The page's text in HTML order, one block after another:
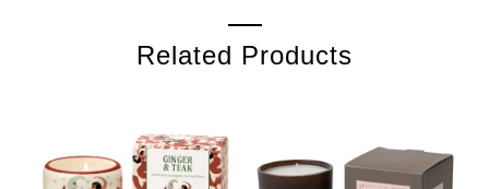
Related Products